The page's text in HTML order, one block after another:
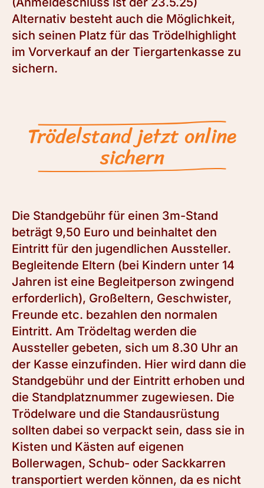
Alternativ besteht auch die Möglichkeit,
sich seinen Platz für das Trödelhighlight
im Vorverkauf an der Tiergartenkasse zu
sichern.
Trödelstand jetzt online
sichern
Die Standgebühr für einen 3m-Stand
beträgt 9,50 Euro und beinhaltet den
Eintritt für den jugendlichen Aussteller.
Begleitende Eltern (bei Kindern unter 14
Jahren ist eine Begleitperson zwingend
erforderlich), Großeltern, Geschwister,
Freunde etc. bezahlen den normalen
Eintritt. Am Trödeltag werden die
Aussteller gebeten, sich um 8.30 Uhr an
der Kasse einzufinden. Hier wird dann die
Standgebühr und der Eintritt erhoben und
die Standplatznummer zugewiesen. Die
Trödelware und die Standausrüstung
sollten dabei so verpackt sein, dass sie in
Kisten und Kästen auf eigenen
Bollerwagen, Schub- oder Sackkarren
transportiert werden können, da es nicht